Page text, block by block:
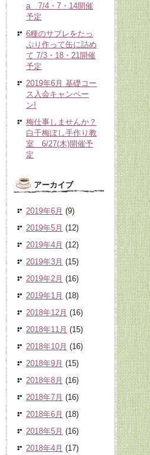
a 7/4・7・14開催
予定
6種のサブレをたっ
ぷり作って缶に詰め
て 7/3・18・21開催
予定
2019年6月 基礎コー
ス入会キャンペー
ン!
梅仕事しませんか？
白干梅ぼし手作り教
室 6/27(木)開催予
定
アーカイブ
2019年6月 (9)
2019年5月 (12)
2019年4月 (12)
2019年3月 (15)
2019年2月 (16)
2019年1月 (18)
2018年12月 (16)
2018年11月 (15)
2018年10月 (16)
2018年9月 (15)
2018年8月 (16)
2018年7月 (16)
2018年6月 (18)
2018年5月 (16)
2018年4月 (17)